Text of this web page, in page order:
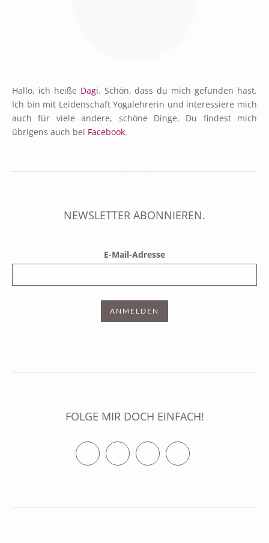
Hallo, ich heiße Dagi. Schön, dass du mich gefunden hast.
Ich bin mit Leidenschaft Yogalehrerin und interessiere mich
auch für viele andere, schöne Dinge. Du findest mich
übrigens auch bei Facebook.
NEWSLETTER ABONNIEREN.
E-Mail-Adresse
FOLGE MIR DOCH EINFACH!
TwitterFacebookVimeo RSS Feed